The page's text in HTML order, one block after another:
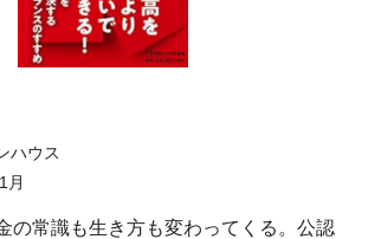
ハウス
月
の常識も生き方も変わってくる。公認